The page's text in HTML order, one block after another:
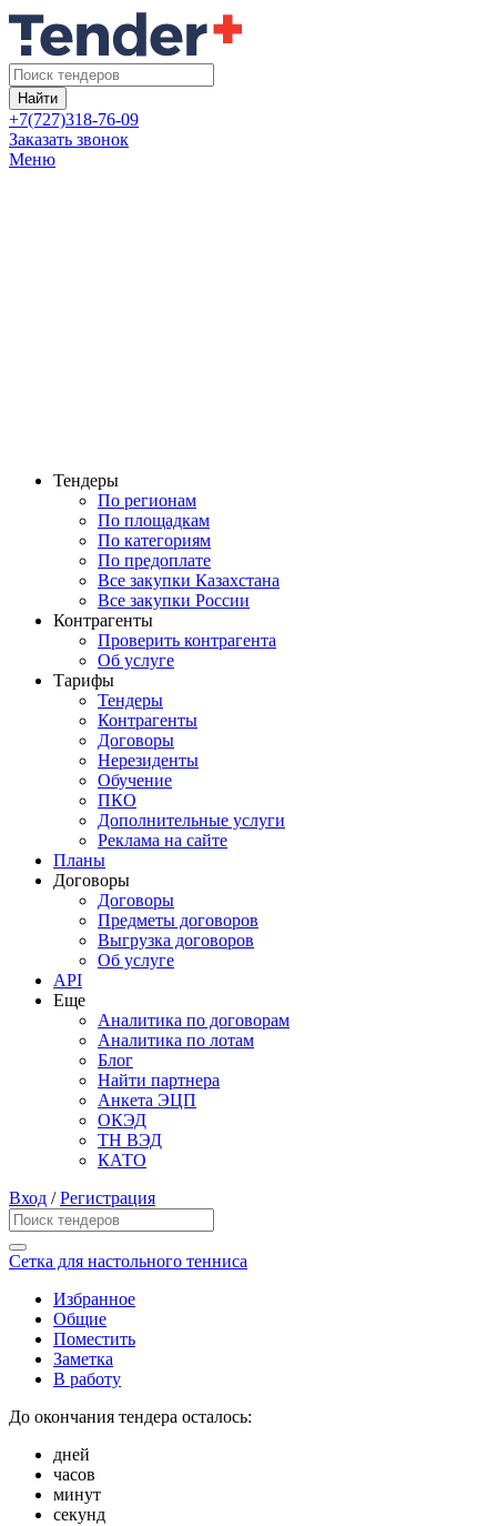
Найти
+7(727)318-76-09
Заказать звонок
Меню
Тендеры
По регионам
По площадкам
По категориям
По предоплате
Все закупки Казахстана
Все закупки России
Контрагенты
Проверить контрагента
Об услуге
Тарифы
Тендеры
Контрагенты
Договоры
Нерезиденты
Обучение
ПКО
Дополнительные услуги
Реклама на сайте
Планы
Договоры
Договоры
Предметы договоров
Выгрузка договоров
Об услуге
API
Еще
Аналитика по договорам
Аналитика по лотам
Блог
Найти партнера
Анкета ЭЦП
ОКЭД
ТН ВЭД
КАТО
Вход /Регистрация
Сетка для настольного тенниса
Избранное
Общие
Поместить
Заметка
В работу
До окончания тендера осталось:
дней
часов
минут
секунд